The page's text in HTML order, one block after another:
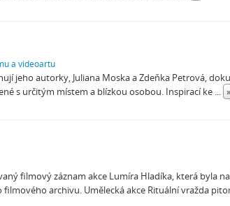
a videoartu
jeho autorky, Juliana Moska a Zdeňka Petrová,
s určitým místem a blízkou osobou. Inspirací ke ... »
filmový záznam akce Lumíra Hladíka, která byla
archivu. Umělecká akce Rituální vražda